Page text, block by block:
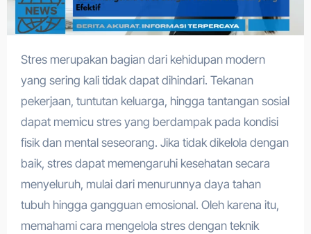
Stres merupakan bagian dari kehidupan modern
yang sering kali tidak dapat dihindari. Tekanan
pekerjaan, tuntutan keluarga, hingga tantangan sosial
dapat memicu stres yang berdampak pada kondisi
fisik dan mental seseorang. Jika tidak dikelola dengan
baik, stres dapat memengaruhi kesehatan secara
menyeluruh, mulai dari menurunnya daya tahan
tubuh hingga gangguan emosional. Oleh karena itu,
memahami cara mengelola stres dengan teknik